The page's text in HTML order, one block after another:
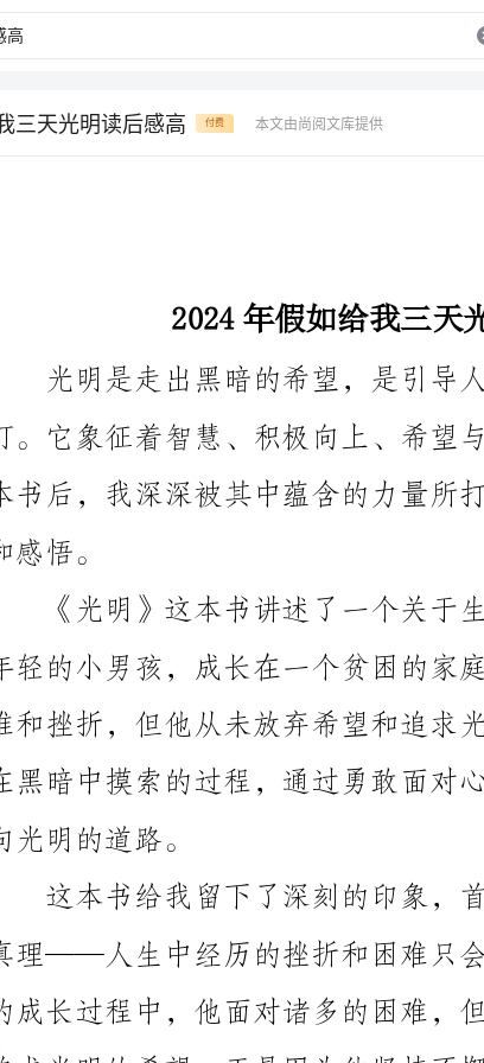
三天光明读后感高 付费 本文由尚阅文库提供
求光明，积极面对挑战，就会在生活中找到力量和希望。
向光明的道路。